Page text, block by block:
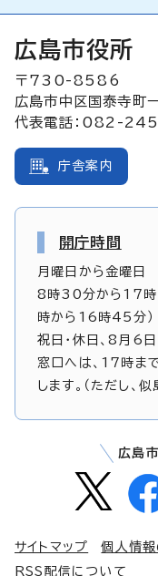
広島市役所
〒730-8586
広島市中区国泰寺町
代表電話：082-
庁舎案内
開庁時間
月曜日から金曜日
8時30分から17時
時から16時45分）
祝日・休日、8月6
窓口へは、17時ま
します。（ただし
広島
サイトマップ 個人情
RSS配信について